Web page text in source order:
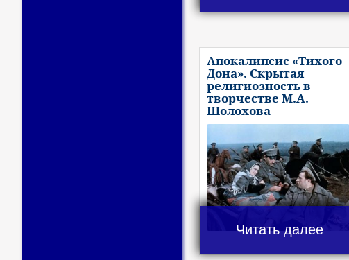
Апокалипсис «Тихого
Дона». Скрытая
религиозность в
творчестве М.А.
Шолохова
Читать далее